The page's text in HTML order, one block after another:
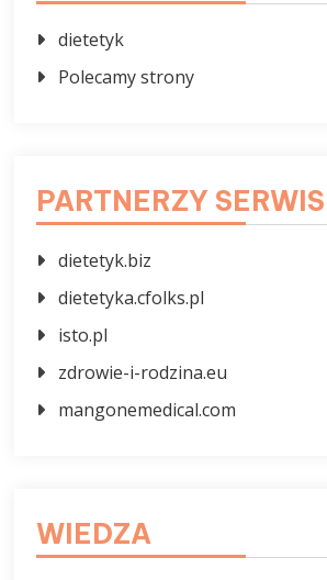
dietetyk
Polecamy strony
PARTNERZY
dietetyk.biz
dietetyka.cfolks.pl
isto.pl
zdrowie-i-rodzina.eu
mangonemedical.com
WIEDZA